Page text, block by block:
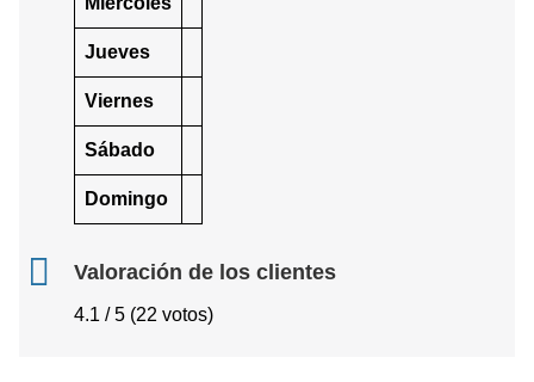
Jueves
Viernes
Sábado
Domingo
Valoración de los clientes
4.1 / 5 (22 votos)